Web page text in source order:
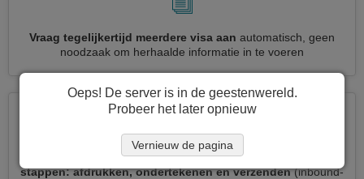
Vraag tegelijkertijd meerdere visa aan automatisch, geen
noodzaak om herhaalde informatie in te voeren
Verminder uw Letland visumaanvraag tot
stappen: afdrukken, ondertekenen en verzenden (inbound-
Oeps! De server is in de geestenwereld.
Probeer het later opnieuw
Vernieuw de pagina